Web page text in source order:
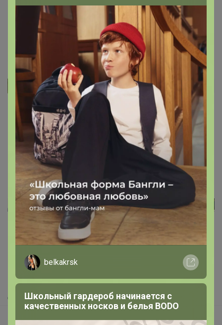
У меня 40ой...отлично подходят на сапоги и ничего не
протекает...я довольна
15 февраля, 2023 20:31
сойка Автор уже получил заказ!
дрянь... на 40 еле налазят. рвутся, ломаются...
15 февраля, 2023 19:50
Реклама
Как здесь все устроено?
Как сделать заказ?
Как получить?
Доставка
Шоурумы
belkakrsk
Школьный гардероб начинается с
качественных носков и белья BODO